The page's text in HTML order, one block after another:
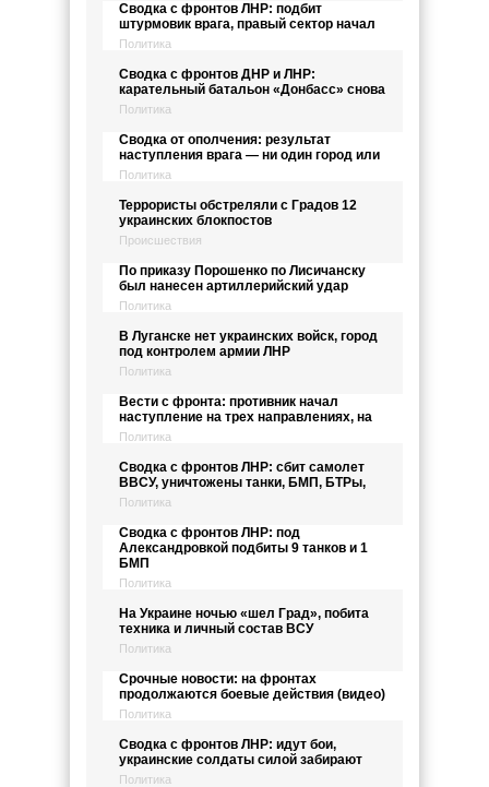
Сводка с фронтов ЛНР: подбит
штурмовик врага, правый сектор начал
Политика
Сводка с фронтов ДНР и ЛНР:
карательный батальон «Донбасс» снова
Политика
Сводка от ополчения: результат
наступления врага — ни один город или
Политика
Террористы обстреляли с Градов 12
украинских блокпостов
Происшествия
По приказу Порошенко по Лисичанску
был нанесен артиллерийский удар
Политика
В Луганске нет украинских войск, город
под контролем армии ЛНР
Политика
Вести с фронта: противник начал
наступление на трех направлениях, на
Политика
Сводка с фронтов ЛНР: сбит самолет
ВВСУ, уничтожены танки, БМП, БТРы,
Политика
Сводка с фронтов ЛНР: под
Александровкой подбиты 9 танков и 1
БМП
Политика
На Украине ночью «шел Град», побита
техника и личный состав ВСУ
Политика
Срочные новости: на фронтах
продолжаются боевые действия (видео)
Политика
Сводка с фронтов ЛНР: идут бои,
украинские солдаты силой забирают
Политика